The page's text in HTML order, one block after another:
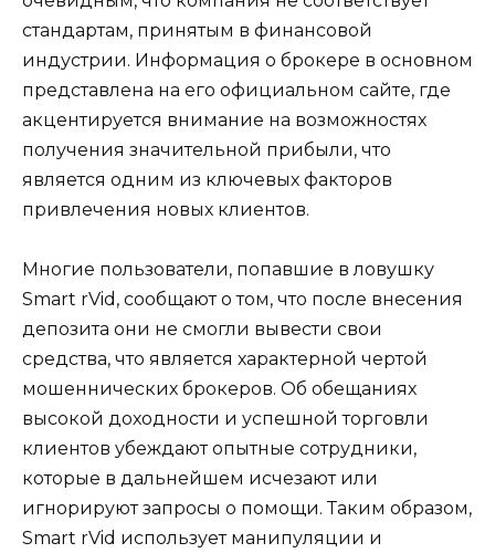
стандартам, принятым в финансовой
индустрии. Информация о брокере в основном
представлена на его официальном сайте, где
акцентируется внимание на возможностях
получения значительной прибыли, что
является одним из ключевых факторов
привлечения новых клиентов.
Многие пользователи, попавшие в ловушку
Smart rVid, сообщают о том, что после внесения
депозита они не смогли вывести свои
средства, что является характерной чертой
мошеннических брокеров. Об обещаниях
высокой доходности и успешной торговли
клиентов убеждают опытные сотрудники,
которые в дальнейшем исчезают или
игнорируют запросы о помощи. Таким образом,
Smart rVid использует манипуляции и